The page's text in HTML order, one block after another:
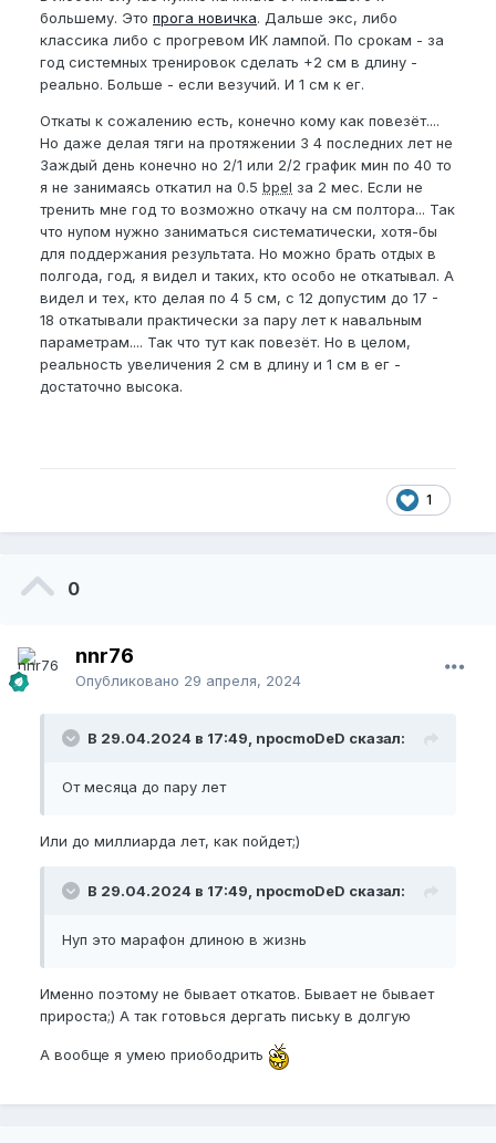
для своего эго. Не сочтите за грубость. Я понимаю
что это может задеть кого-то (наверное), всегда
провожу анологию со спортом, и как и в нем тут
есть свои деды с битами вместо членов (хочу
стать одним из вас но чуть поменьше).
Не буду тянуть, перейду к вопросам.
Программы тренировок.
Программа тренировок должна быть комплексной,
или лучше отдать предпочтение самому
эффективному методу, подвешиванию или
джулкингу.
Сроки.
Конечно же всегда хочется всего и сразу, какой
срок понадобится для + 2-5 см? Звучит конечно
как сказка я понимаю но все же.
возникнуть какие-то осложнения? (не берем в счет
безголовое отношение и подвешивание штанки
И наверное,
такое, что я, например, доиблся желаемого
результата, и решил остановиться, будет ли такое,
что он вернется к прежним сантиметрам, или же я
моих дней?
большему. Это прога новичка. Дальше экс, либо
классика либо с прогревом ИК лампой. По срокам - за
год системных тренировок сделать +2 см в длину -
реально. Больше - если везучий. И 1 см к ег.
Откаты к сожалению есть, конечно кому как повезёт....
Но даже делая тяги на протяжении 3 4 последних лет не
3аждый день конечно но 2/1 или 2/2 график мин по 40 то
я не занимаясь откатил на 0.5 bpel за 2 мес. Если не
тренить мне год то возможно откачу на см полтора... Так
что нупом нужно заниматься систематически, хотя-бы
для поддержания результата. Но можно брать отдых в
полгода, год, я видел и таких, кто особо не откатывал. А
видел и тех, кто делая по 4 5 см, с 12 допустим до 17 -
18 откатывали практически за пару лет к навальным
параметрам.... Так что тут как повезёт. Но в целом,
реальность увеличения 2 см в длину и 1 см в ег -
достаточно высока.
1
0
nnr76
Опубликовано 29 апреля, 2024
В 29.04.2024 в 17:49, npocmoDeD сказал:
От месяца до пару лет
Или до миллиарда лет, как пойдет;)
В 29.04.2024 в 17:49, npocmoDeD сказал:
Нуп это марафон длиною в жизнь
Именно поэтому не бывает откатов. Бывает не бывает
прироста;) А так готовься дергать письку в долгую
А вообще я умею приободрить